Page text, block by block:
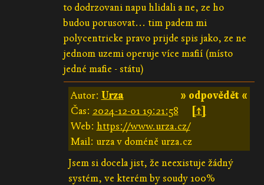
to dodrzovani napu hlidali a ne, ze ho
budou porusovat... tim padem mi
polycentricke pravo prijde spis jako, ze ne
jednom uzemi operuje více mafií (místo
jedné mafie - státu)
» odpovědět «
Autor: Urza
Čas: 2024-12-01 19:21:58
[↑]
Web: https://www.urza.cz/
Mail: urza v doméně urza.cz
Jsem si docela jist, že neexistuje žádný
systém, ve kterém by soudy 100%